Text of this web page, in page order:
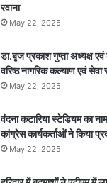
रवाना
May 22, 2025
डा.बृज प्रकाश गुप्ता अध्यक्ष
वरिष्ठ नागरिक कल्याण एवं
May 22, 2025
वंदना कटारिया स्टेडियम का
कांग्रेस कार्यकर्ताओं ने किया
May 22, 2025